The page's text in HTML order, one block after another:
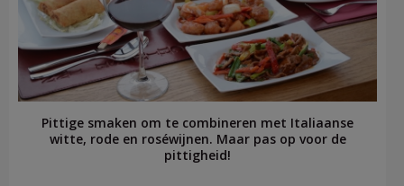
Pittige smaken om te combineren met Italiaanse
witte, rode en roséwijnen. Maar pas op voor de
pittigheid!